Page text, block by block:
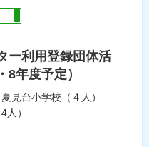
ー利用登録団体活
年度予定）
見台小学校（４人）
人）